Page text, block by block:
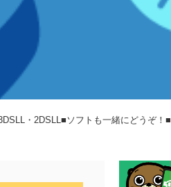
・2DSLL■ソフトも一緒にどうぞ！■